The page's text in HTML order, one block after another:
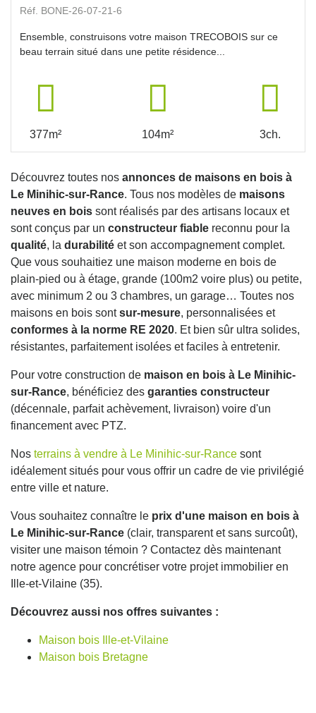
Réf. BONE-26-07-21-6
Ensemble, construisons votre maison TRECOBOIS sur ce
beau terrain situé dans une petite résidence...
377m² 104m² 3ch.
Découvrez toutes nos annonces de maisons en bois à
Le Minihic-sur-Rance. Tous nos modèles de maisons
neuves en bois sont réalisés par des artisans locaux et
sont conçus par un constructeur fiable reconnu pour la
qualité, la durabilité et son accompagnement complet.
Que vous souhaitiez une maison moderne en bois de
plain-pied ou à étage, grande (100m2 voire plus) ou petite,
avec minimum 2 ou 3 chambres, un garage… Toutes nos
maisons en bois sontsur-mesure, personnalisées et
conformes à la norme RE 2020. Et bien sûr ultra solides,
résistantes, parfaitement isolées et faciles à entretenir.
Pour votre construction de maison en bois à Le Minihic-
sur-Rance, bénéficiez des garanties constructeur
(décennale, parfait achèvement, livraison) voire d'un
financement avec PTZ.
Nos terrains à vendre à Le Minihic-sur-Rance sont
idéalement situés pour vous offrir un cadre de vie privilégié
entre ville et nature.
Vous souhaitez connaître le prix d'une maison en bois à
Le Minihic-sur-Rance (clair, transparent et sans surcoût),
visiter une maison témoin ? Contactez dès maintenant
notre agence pour concrétiser votre projet immobilier en
Ille-et-Vilaine (35).
Découvrez aussi nos offres suivantes :
Maison bois Ille-et-Vilaine
Maison bois Bretagne